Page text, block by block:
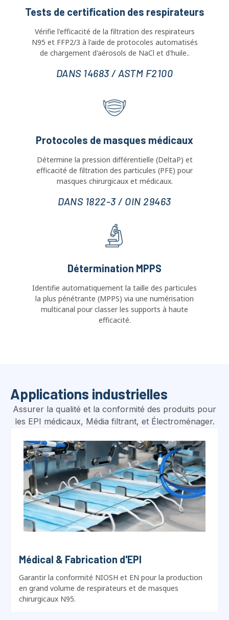
Vérifie l'efficacité de la filtration des respirateurs
N95 et FFP2/3 à l'aide de protocoles automatisés
de chargement d'aérosols de NaCl et d'huile..
DANS 14683 / ASTM F2100
Protocoles de masques médicaux
Détermine la pression différentielle (DeltaP) et
efficacité de filtration des particules (PFE) pour
masques chirurgicaux et médicaux.
DANS 1822-3 / OIN 29463
Détermination MPPS
Identifie automatiquement la taille des particules
la plus pénétrante (MPPS) via une numérisation
multicanal pour classer les supports à haute
efficacité.
les EPI médicaux, Média filtrant, et Électroménager.
Médical & Fabrication d'EPI
en grand volume de respirateurs et de masques
chirurgicaux N95.